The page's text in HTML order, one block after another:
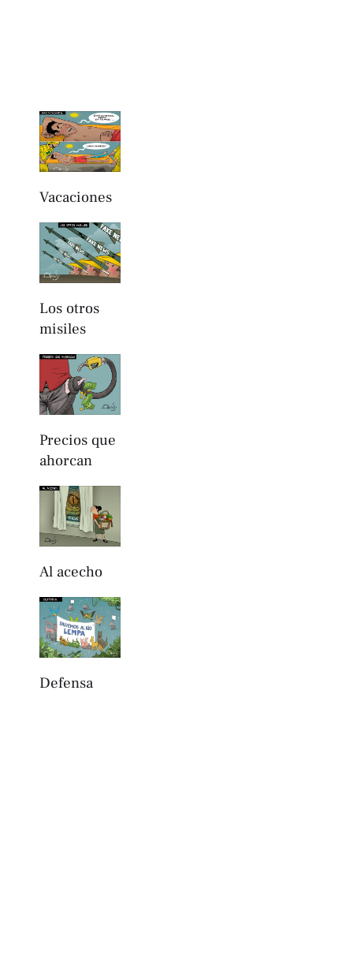
Vacaciones
Los otros
misiles
Precios que
ahorcan
Al acecho
Defensa